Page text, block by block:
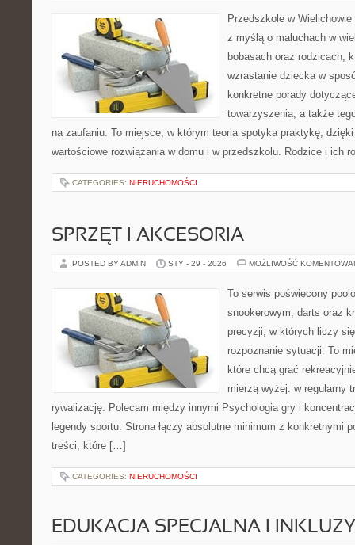
Przedszkole w
z myślą o maluchach w
bobasach oraz rodzicach,
wzrastanie dziecka w
konkretne porady
towarzyszenia, a także
na zaufaniu. To miejsce, w którym teoria spotyka praktykę, dzięki
wartościowe rozwiązania w domu i w przedszkolu. Rodzice i ich
CATEGORIES: NIERUCHOMOŚCI
SPRZĘT I AKCESORIA
POSTED BY ADMIN STY - 29 - 2026 MOŻLIWOŚĆ
To serwis poświęcony
snookerowym, darts oraz
precyzji, w których liczy
rozpoznanie sytuacji. To
które chcą grać
mierzą wyżej: w regularny
rywalizację. Polecam między innymi Psychologia gry i
legendy sportu. Strona łączy absolutne minimum z konkretnymi
treści, które […]
CATEGORIES: NIERUCHOMOŚCI
EDUKACJA SPECJALNA I